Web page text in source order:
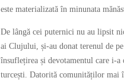
este materializată în minunata
De lângă cei puternici nu au lipsit
ai Clujului, și-au donat terenul de
însuflețirea și devotamentul care i-
turcești. Datorită comunităților mai